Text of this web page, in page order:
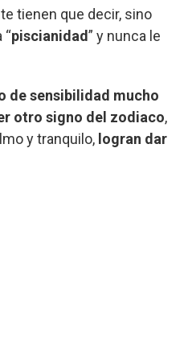
tienen que decir, sino
“piscianidad” y nunca le
de sensibilidad mucho
otro signo del zodiaco,
y tranquilo, logran dar